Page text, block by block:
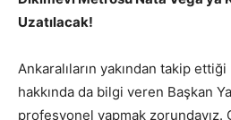
Uzatılacak!
Ankaralıların yakından takip
hakkında da bilgi veren Başkan
profesyonel yapmak zorundayız.